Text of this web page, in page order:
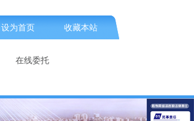
设为首页 收藏本站
在线委托